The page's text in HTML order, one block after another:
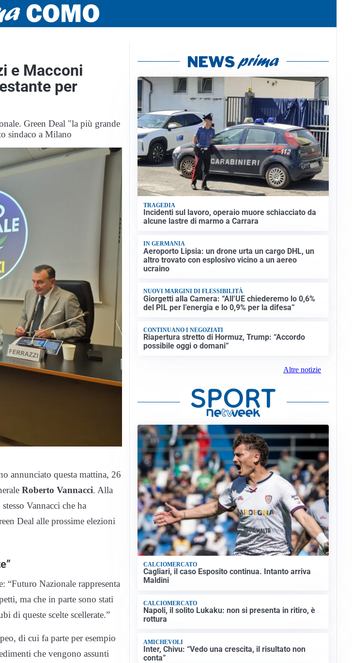
e Macconi
per
Green Deal "la più grande
sindaco a Milano
annunciato questa mattina, 26
Roberto Vannacci. Alla
Vannacci che ha
Deal alle prossime elezioni
“Futuro Nazionale rappresenta
ma che in parte sono stati
di queste scelte scellerate.”
di cui fa parte per esempio
che vengono assunti
TRAGEDIA
Incidenti sul lavoro, operaio muore schiacciato da
alcune lastre di marmo a Carrara
IN GERMANIA
Aeroporto Lipsia: un drone urta un cargo DHL, un
altro trovato con esplosivo vicino a un aereo
ucraino
NUOVI MARGINI DI FLESSIBILITÀ
Giorgetti alla Camera: “All’UE chiederemo lo 0,6%
del PIL per l’energia e lo 0,9% per la difesa”
CONTINUANO I NEGOZIATI
Riapertura stretto di Hormuz, Trump: “Accordo
possibile oggi o domani”
Altre notizie
CALCIOMERCATO
Cagliari, il caso Esposito continua. Intanto arriva
Maldini
CALCIOMERCATO
Napoli, il solito Lukaku: non si presenta in ritiro, è
rottura
AMICHEVOLI
Inter, Chivu: “Vedo una crescita, il risultato non
conta”